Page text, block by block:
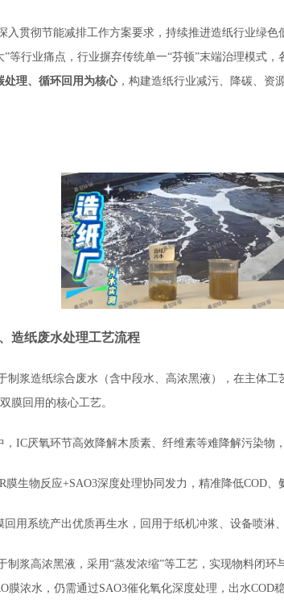
入贯彻节能减排工作方案要求，持续推进造纸行业绿
”等行业痛点，行业摒弃传统单一“芬顿”末端治理模式，
处理、循环回用为核心，构建造纸行业减污、降碳、 资
造纸废水处理工艺流程
制浆造纸综合废水（含中段水、高浓黑液），在主体
膜回用的核心工艺。
，IC厌氧环节高效降解木质素、纤维素等难降解污染物
膜生物反应+SAO3深度处理协同发力，精准降低COD
回用系统产出优质再生水，回用于纸机冲浆、设备喷淋
制浆高浓黑液，采用“蒸发浓缩”等工艺，实现物料闭
膜浓水，仍需通过SAO3催化氧化深度处理，出水COD